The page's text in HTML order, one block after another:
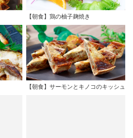
【朝食】鶏の柚子麹焼き
【朝食】サーモンとキノコのキッシュ